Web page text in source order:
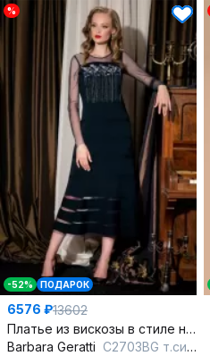
%
-52% ПОДАРОК
6576 ₽13602
Платье из вискозы в стиле нарядный
Barbara Geratti С2703BG т.синий